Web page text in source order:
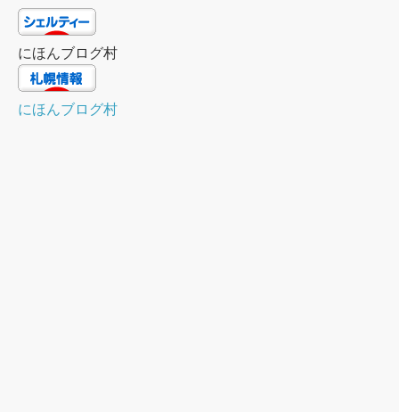
にほんブログ村
にほんブログ村